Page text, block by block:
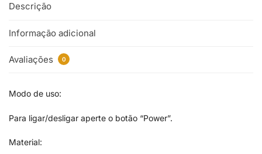
Descrição
Informação adicional
Avaliações 0
Modo de uso:
Para ligar/desligar aperte o botão “Power”.
Material: